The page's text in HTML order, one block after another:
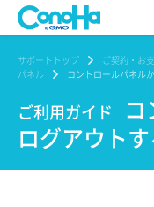
サポートトップ ご契約・お
パネル
コントロールパネル
ご利用ガイド
ログアウトす